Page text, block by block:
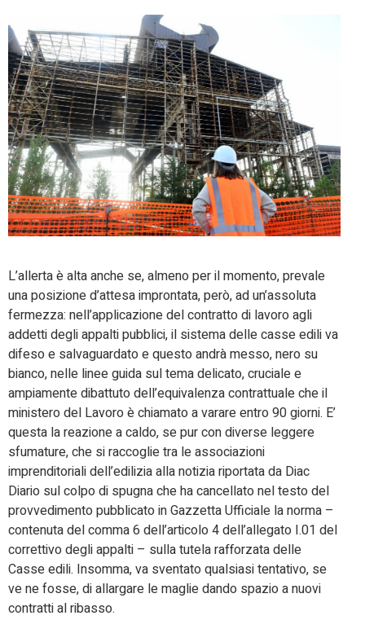
L’allerta è alta anche se, almeno per il momento, prevale
una posizione d’attesa improntata, però, ad un’assoluta
fermezza: nell’applicazione del contratto di lavoro agli
addetti degli appalti pubblici, il sistema delle casse edili va
difeso e salvaguardato e questo andrà messo, nero su
bianco, nelle linee guida sul tema delicato, cruciale e
ampiamente dibattuto dell’equivalenza contrattuale che il
ministero del Lavoro è chiamato a varare entro 90 giorni. E’
questa la reazione a caldo, se pur con diverse leggere
sfumature, che si raccoglie tra le associazioni
imprenditoriali dell’edilizia alla notizia riportata da Diac
Diario sul colpo di spugna che ha cancellato nel testo del
provvedimento pubblicato in Gazzetta Ufficiale la norma –
contenuta del comma 6 dell’articolo 4 dell’allegato I.01 del
correttivo degli appalti – sulla tutela rafforzata delle
Casse edili. Insomma, va sventato qualsiasi tentativo, se
ve ne fosse, di allargare le maglie dando spazio a nuovi
contratti al ribasso.